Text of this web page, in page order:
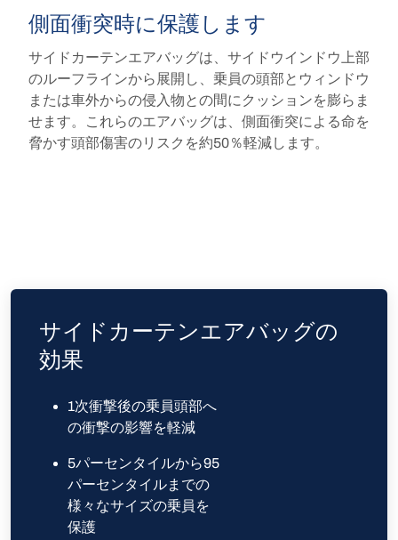
側面衝突時に保護します
サイドカーテンエアバッグは、サイドウインドウ上部
のルーフラインから展開し、乗員の頭部とウィンドウ
または車外からの侵入物との間にクッションを膨らま
せます。これらのエアバッグは、側面衝突による命を
脅かす頭部傷害のリスクを約50％軽減します。
サイドカーテンエアバッグの
効果
1次衝撃後の乗員頭部へ
の衝撃の影響を軽減
5パーセンタイルから95
パーセンタイルまでの
様々なサイズの乗員を
保護